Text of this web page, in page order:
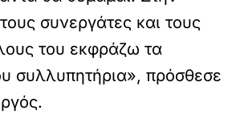
συνεργάτες και τους
του εκφράζω τα
συλλυπητήρια», πρόσθεσε